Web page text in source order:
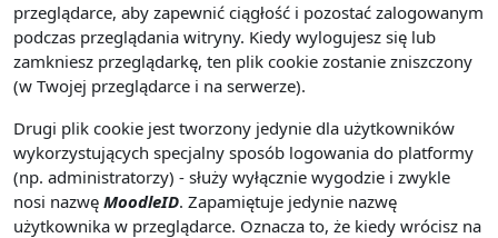
przeglądarce, aby zapewnić ciągłość i pozostać zalogowanym
podczas przeglądania witryny. Kiedy wylogujesz się lub
zamkniesz przeglądarkę, ten plik cookie zostanie zniszczony
(w Twojej przeglądarce i na serwerze).
Drugi plik cookie jest tworzony jedynie dla użytkowników
wykorzystujących specjalny sposób logowania do platformy
(np. administratorzy) - służy wyłącznie wygodzie i zwykle
nosi nazwę MoodleID. Zapamiętuje jedynie nazwę
użytkownika w przeglądarce. Oznacza to, że kiedy wrócisz na